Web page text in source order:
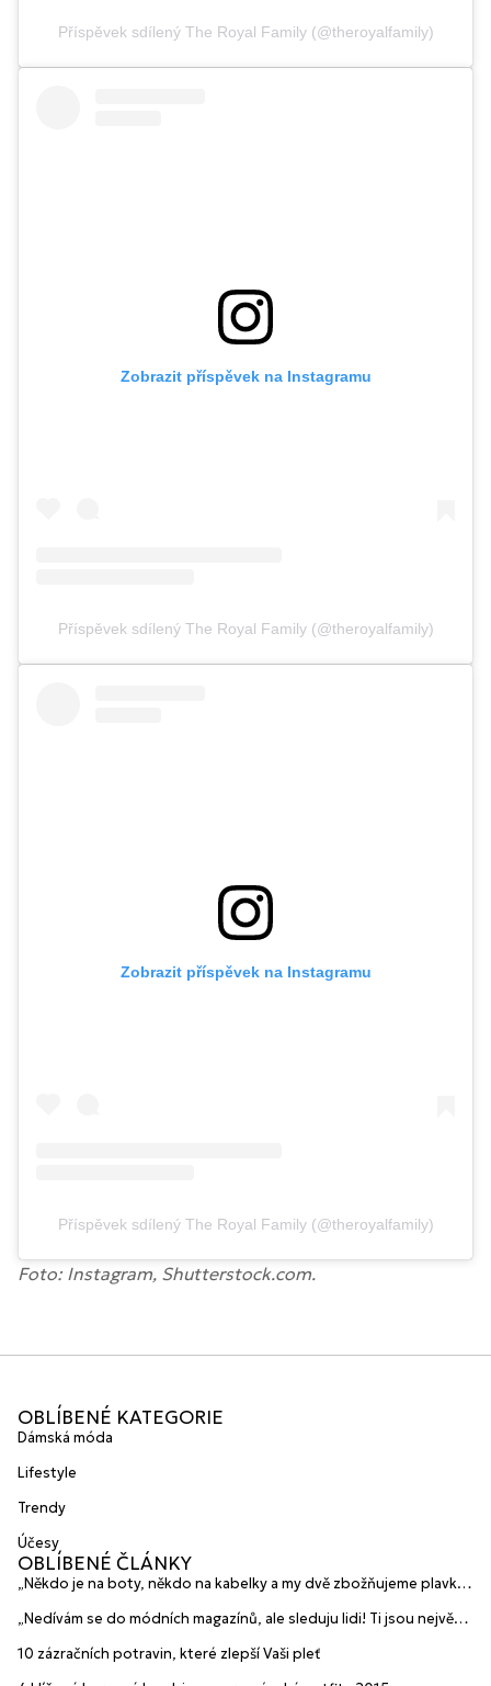
Příspěvek sdílený The Royal Family (@theroyalfamily)
Zobrazit příspěvek na Instagramu
Příspěvek sdílený The Royal Family (@theroyalfamily)
Zobrazit příspěvek na Instagramu
Příspěvek sdílený The Royal Family (@theroyalfamily)
Foto: Instagram, Shutterstock.com.
OBLÍBENÉ KATEGORIE
Dámská móda
Lifestyle
Trendy
Účesy
OBLÍBENÉ ČLÁNKY
„Někdo je na boty, někdo na kabelky a my dvě zbožňujeme plavky“
HANAJANA Swimwear
„Nedívám se do módních magazínů, ale sleduju lidi! Ti jsou největší
10 zázračních potravin, které zlepší Vaši pleť